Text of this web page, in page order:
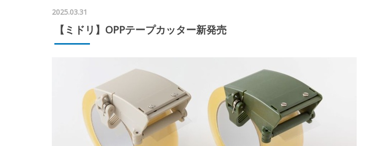
2025.03.31
【ミドリ】OPPテープカッター新発売